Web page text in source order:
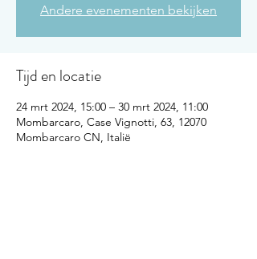
Andere evenementen bekijken
Tijd en locatie
24 mrt 2024, 15:00 – 30 mrt 2024, 11:00
Mombarcaro, Case Vignotti, 63, 12070
Mombarcaro CN, Italië